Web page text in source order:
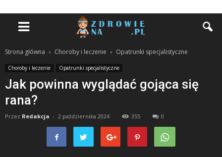
Strona główna Choroby i leczenie Opatrunki specjalistyczne
Choroby i leczenie Opatrunki specjalistyczne
Jak powinna wyglądać gojąca się
rana?
Przez Redakcja - 2 października 2024 355 0